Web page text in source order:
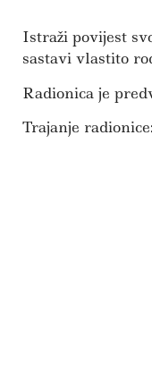
Istraži povijest
sastavi vlastito
Radionica je
Trajanje